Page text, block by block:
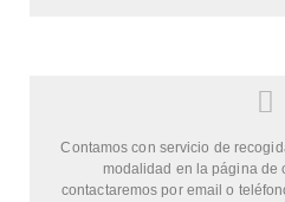
Contamos con servicio de
modalidad en la página de
contactaremos por email o